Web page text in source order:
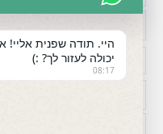
מפורסמים עם הפרעת קשב
היי. תודה שפנית אליי!
יכולה לעזור לך? :)
08:17